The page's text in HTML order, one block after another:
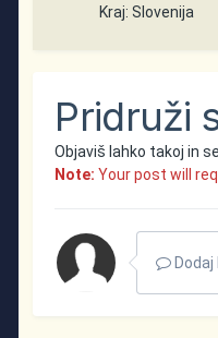
Kraj: Slovenija
Pridruži
Objaviš lahko takoj in
Note: Your post will
Dodaj